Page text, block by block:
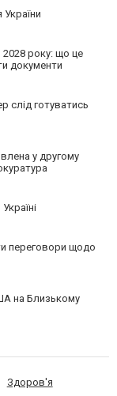
року: що це
документи
слід готуватись
у другому
переговори щодо
на Близькому
Здоров'я